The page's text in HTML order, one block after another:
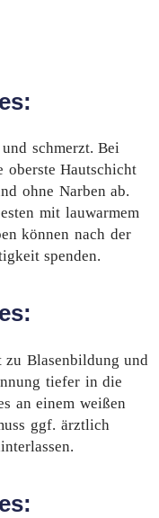
schmerzt. Bei
oberste Hautschicht
ohne Narben ab.
mit lauwarmem
können nach der
spenden.
Blasenbildung und
tiefer in die
an einem weißen
ggf. ärztlich